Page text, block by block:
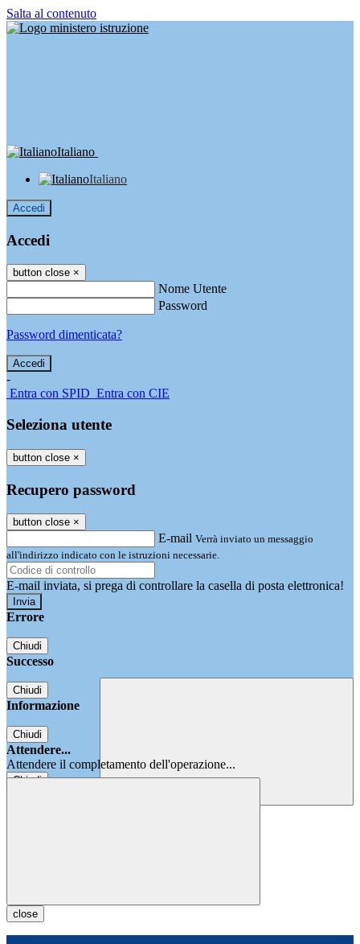
Salta al contenuto
Italiano
Italiano
Accedi
Accedi
button close ×
Nome Utente
Password
Password dimenticata?
-
Entra con SPID Entra con CIE
Seleziona utente
button close ×
Recupero password
button close ×
E-mail Verrà inviato un messaggio
all'indirizzo indicato con le istruzioni necessarie.
E-mail inviata, si prega di controllare la casella di posta elettronica!
Errore
Chiudi
Successo
Chiudi
Informazione
Chiudi
Attendere...
Attendere il completamento dell'operazione...
Chiudi
close